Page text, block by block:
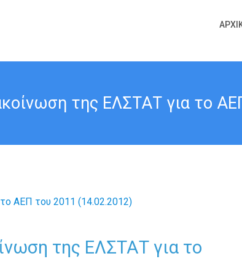
της ΕΛΣΤΑΤ για το
της ΕΛΣΤΑΤ για το